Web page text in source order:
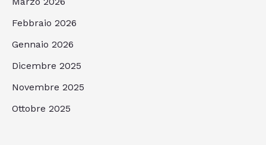
Febbraio 2026
Gennaio 2026
Dicembre 2025
Novembre 2025
Ottobre 2025